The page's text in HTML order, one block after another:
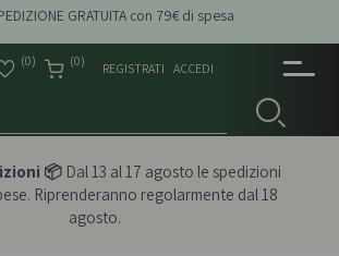
GRATUITA con 79€ di spesa
(0) (0) REGISTRATI ACCEDI
📦Dal 13 al 17 agosto le spedizioni
Riprenderanno regolarmente dal 18
agosto.